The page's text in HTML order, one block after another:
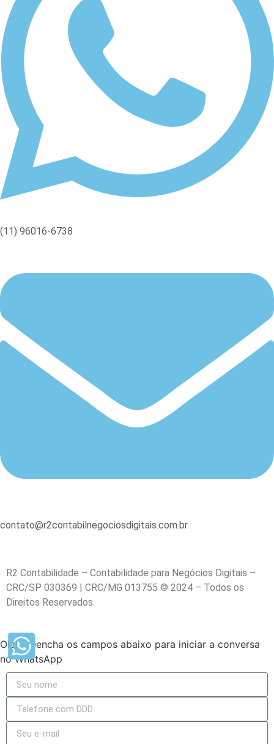
(11) 96016-6738
contato@r2contabilnegociosdigitais.com.br
R2 Contabilidade – Contabilidade para Negócios Digitais –
CRC/SP 030369 | CRC/MG 013755 © 2024 – Todos os
Direitos Reservados.
Olá! Preencha os campos abaixo para iniciar a conversa
no WhatsApp